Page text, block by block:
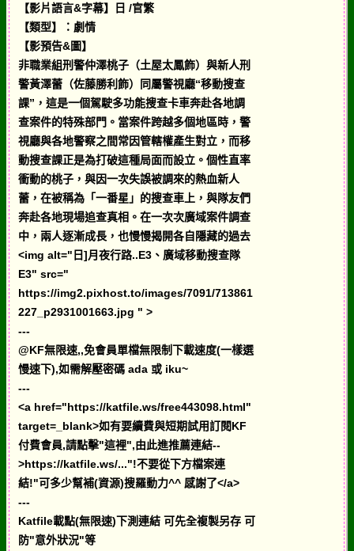
【影片語言&字幕】日 /官繁
【類型】：劇情
【影預告&圖】
非職業組刑警仲澤桃子（土屋太鳳飾）與新人刑
警黃澤蕾（佐藤勝利飾）同屬警視廳“移動搜查
課”，這是一個駕駛多功能搜查卡車奔赴各地調
查案件的特殊部門。當案件跨越多個地區時，警
視廳與各地警察之間常因管轄權產生對立，而移
動搜查課正是為打破這種局面而設立。個性直率
衝動的桃子，與因一次失誤被調來的熱血新人
蕾，在被稱為「一番星」的搜查車上，與隊友們
奔赴各地現場追查真相。在一次次廣域案件調查
中，兩人逐漸成長，也慢慢揭開各自隱藏的過去
<img alt="日]月夜行路..E3、廣域移動搜查隊
E3" src="
https://img2.pixhost.to/images/7091/713861
227_p2931001663.jpg " >
---
@KF無限速,,免會員單檔無限制下載速度(一樣選
慢速下),如需解壓密碼 ada 或 iku~
---
<a href="https://katfile.ws/free443098.html"
target=_blank>如有要續費與短期試用訂閱KF
付費會員,請點擊"這裡",由此進推薦連結--
>https://katfile.ws/..."!不要從下方檔案連
結!"可多少幫補(資源)搜羅動力^^ 感謝了</a>
---
Katfile載點(無限速)下測連結 可先全複製另存 可
防"意外狀況"等